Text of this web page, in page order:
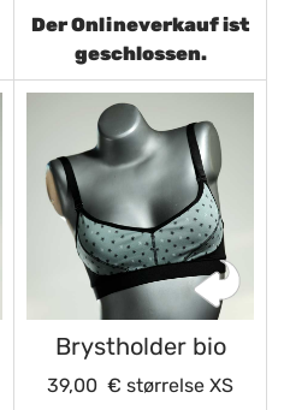
Der Onlineverkauf ist
geschlossen.
Brystholder bio
39,00 € størrelse XS